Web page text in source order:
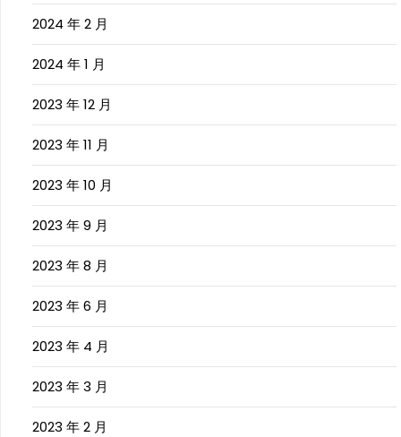
2024 年 2 月
2024 年 1 月
2023 年 12 月
2023 年 11 月
2023 年 10 月
2023 年 9 月
2023 年 8 月
2023 年 6 月
2023 年 4 月
2023 年 3 月
2023 年 2 月